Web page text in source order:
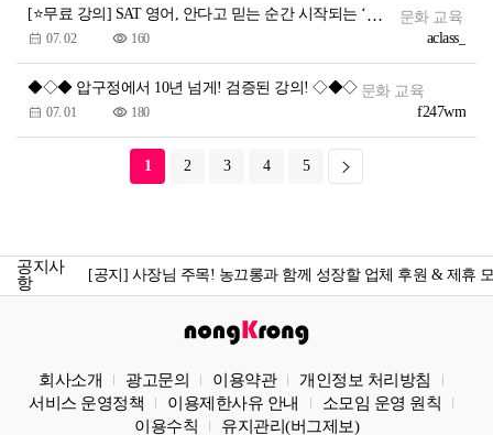
[⭐무료 강의] SAT 영어, 안다고 믿는 순간 시작되는 ‘진짜 함정’의 해답 공개
문화 교육
aclass_
07. 02 160
◆◇◆ 압구정에서 10년 넘게! 검증된 강의! ◇◆◇ 문화 교육
f247wm
07. 01 180
1 2 3 4 5
공지사
항
[공지] 사장님 주목! 농끄롱과 함께 성장할 업체 후원 & 제휴
[공지] 농끄롱 컨텐츠 크리에이터 모집_나만의 이야기를 시작
[공지] 농끄롱 소모임 당주 모집_ 농끄롱 당주가 되어보세요!
[공지] 게시글 3개국어 지원 시작
회사소개 광고문의 이용약관
개인정보 처리방침
서비스 운영정책
이용제한사유 안내
소모임 운영 원칙
이용수칙
유지관리(버그제보)